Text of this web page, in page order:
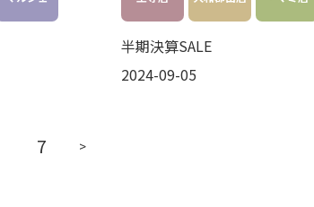
半期決算SALE
2024-09-05
7 >